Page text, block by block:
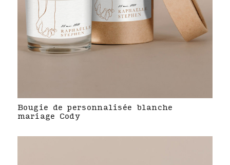
Bougie de personnalisée blanche
mariage Cody